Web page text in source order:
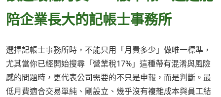
陪企業長大的記帳士事務所
選擇記帳士事務所時，不能只用「月費多少」做唯一標準，
尤其當你已經開始搜尋「營業稅17%」這種帶有混淆與風險
感的問題時，更代表公司需要的不只是申報，而是判斷。最
低月費適合交易單純、剛設立、幾乎沒有複雜成本與員工結